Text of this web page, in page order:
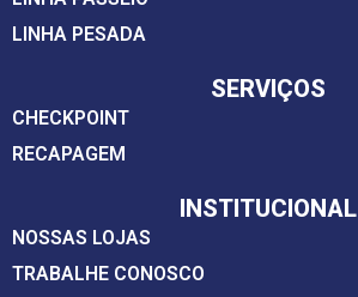
LINHA PESADA
SERVIÇOS
CHECKPOINT
RECAPAGEM
INSTITUCIONAL
NOSSAS LOJAS
TRABALHE CONOSCO